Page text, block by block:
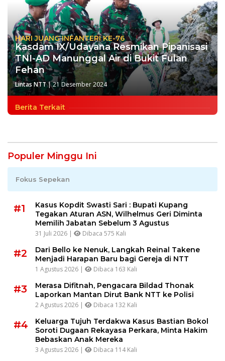
HARI JUANG INFANTERI KE-76
Kasdam IX/Udayana Resmikan Pipanisasi
TNI-AD Manunggal Air di Bukit Fulan
Fehan
Lintas NTT|21 Desember 2024
Berita Terkait
Populer Minggu Ini
Fokus Sepekan
#1
Kasus Kopdit Swasti Sari : Bupati Kupang
Tegakan Aturan ASN, Wilhelmus Geri Diminta
Memilih Jabatan Sebelum 3 Agustus
31 Juli 2026 | Dibaca 575 Kali
#2
Dari Bello ke Nenuk, Langkah Reinal Takene
Menjadi Harapan Baru bagi Gereja di NTT
1 Agustus 2026 | Dibaca 163 Kali
#3
Merasa Difitnah, Pengacara Bildad Thonak
Laporkan Mantan Dirut Bank NTT ke Polisi
2 Agustus 2026 | Dibaca 132 Kali
#4
Keluarga Tujuh Terdakwa Kasus Bastian Bokol
Soroti Dugaan Rekayasa Perkara, Minta Hakim
Bebaskan Anak Mereka
3 Agustus 2026 | Dibaca 114 Kali